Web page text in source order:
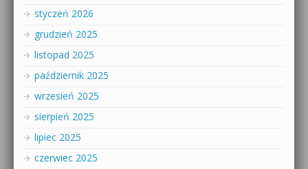
styczeń 2026
grudzień 2025
listopad 2025
październik 2025
wrzesień 2025
sierpień 2025
lipiec 2025
czerwiec 2025